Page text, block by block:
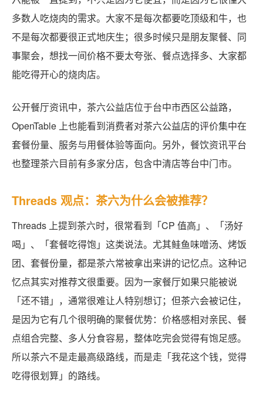
多数人吃烧肉的需求。大家不是每次都要吃顶级和牛，也
不是每次都要很正式地庆生；很多时候只是朋友聚餐、同
事聚会，想找一间价格不要太夸张、餐点选择多、大家都
能吃得开心的烧肉店。
公开餐厅资讯中，茶六公益店位于台中市西区公益路，
OpenTable 上也能看到消费者对茶六公益店的评价集中在
套餐份量、服务与用餐体验等面向。另外，餐饮资讯平台
也整理茶六目前有多家分店，包含中清店等台中门市。
Threads 观点：茶六为什么会被推荐？
Threads 上提到茶六时，很常看到「CP 值高」、「汤好
喝」、「套餐吃得饱」这类说法。尤其鲑鱼味噌汤、烤饭
团、套餐份量，都是茶六常被拿出来讲的记忆点。这种记
忆点其实对推荐文很重要。因为一家餐厅如果只能被说
「还不错」，通常很难让人特别想订；但茶六会被记住，
是因为它有几个很明确的聚餐优势：价格感相对亲民、餐
点组合完整、多人分食容易，整体吃完会觉得有饱足感。
所以茶六不是走最高级路线，而是走「我花这个钱，觉得
吃得很划算」的路线。